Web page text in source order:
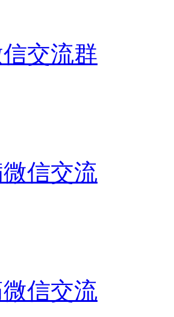
交流群
信交流
信交流